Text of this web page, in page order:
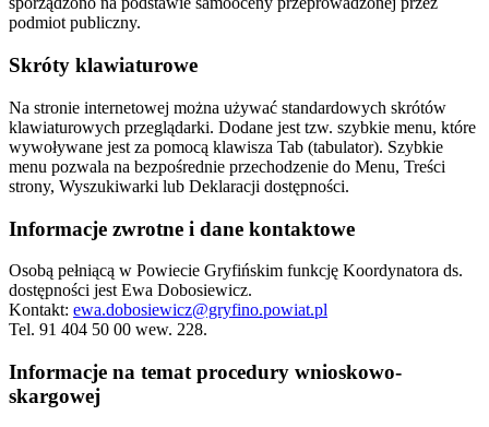
podmiot publiczny.
Skróty klawiaturowe
Na stronie internetowej można używać standardowych skrótów
klawiaturowych przeglądarki. Dodane jest tzw. szybkie menu, które
wywoływane jest za pomocą klawisza Tab (tabulator). Szybkie
menu pozwala na bezpośrednie przechodzenie do Menu, Treści
strony, Wyszukiwarki lub Deklaracji dostępności.
Informacje zwrotne i dane kontaktowe
Osobą pełniącą w Powiecie Gryfińskim funkcję Koordynatora ds.
dostępności jest Ewa Dobosiewicz.
Kontakt: ewa.dobosiewicz@gryfino.powiat.pl
Tel. 91 404 50 00 wew. 228.
Informacje na temat procedury wnioskowo-
skargowej